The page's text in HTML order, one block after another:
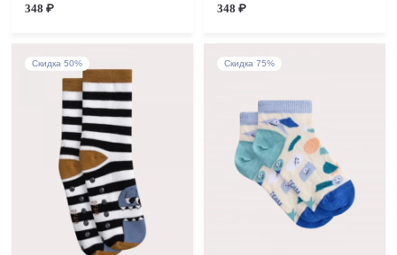
348 ₽ 348 ₽
Скидка 50% Скидка 75%